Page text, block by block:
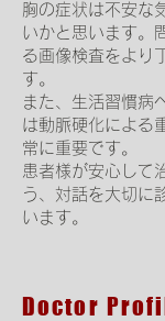
胸の症状は不安な
いかと思います。
る画像検査をより
す。
また、生活習慣病
は動脈硬化による
常に重要です。
患者様が安心して
う、対話を大切に
います。
Doctor